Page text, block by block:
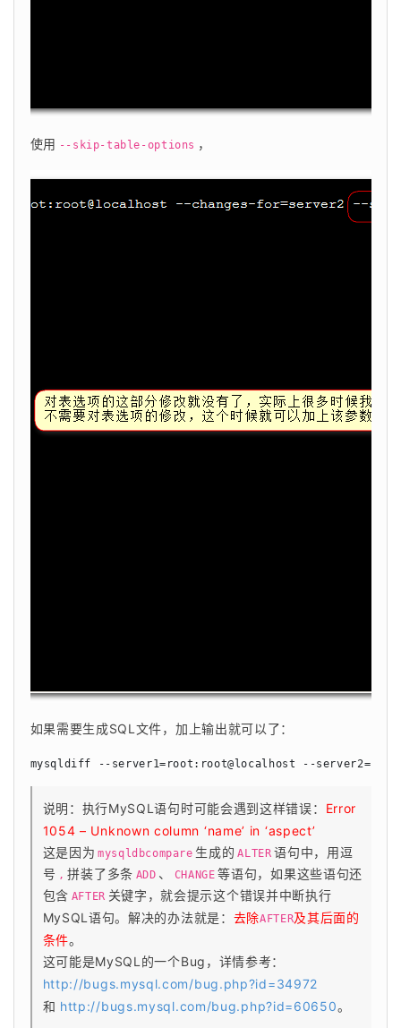
使用 --skip-table-options ，
如果需要生成SQL文件，加上输出就可以了：
mysqldiff --server1=root:root@localhost --
说明：执行MySQL语句时可能会遇到这样错误： Error
1054 – Unknown column ‘name’ in ‘aspect’
这是因为 mysqldbcompare 生成的 ALTER 语句中，用逗
号 , 拼装了多条 ADD 、 CHANGE 等语句，如果这些语句还
包含 AFTER 关键字，就会提示这个错误并中断执行
MySQL语句。解决的办法就是： 去除AFTER及其后面的
条件。
这可能是MySQL的一个Bug，详情参考：
http://bugs.mysql.com/bug.php?id=34972
和 http://bugs.mysql.com/bug.php?id=60650。